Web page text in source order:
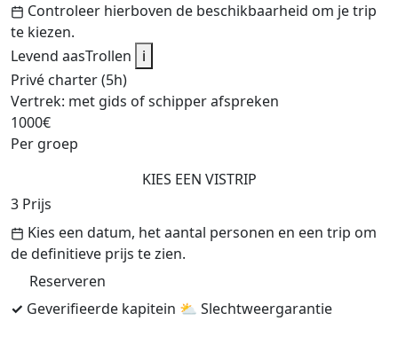
Controleer hierboven de beschikbaarheid om je trip
te kiezen.
Levend aasTrollen
i
Privé charter (5h)
Vertrek: met gids of schipper afspreken
1000€
Per groep
KIES EEN VISTRIP
3 Prijs
Kies een datum, het aantal personen en een trip om
de definitieve prijs te zien.
Reserveren
✓ Geverifieerde kapitein ⛅ Slechtweergarantie